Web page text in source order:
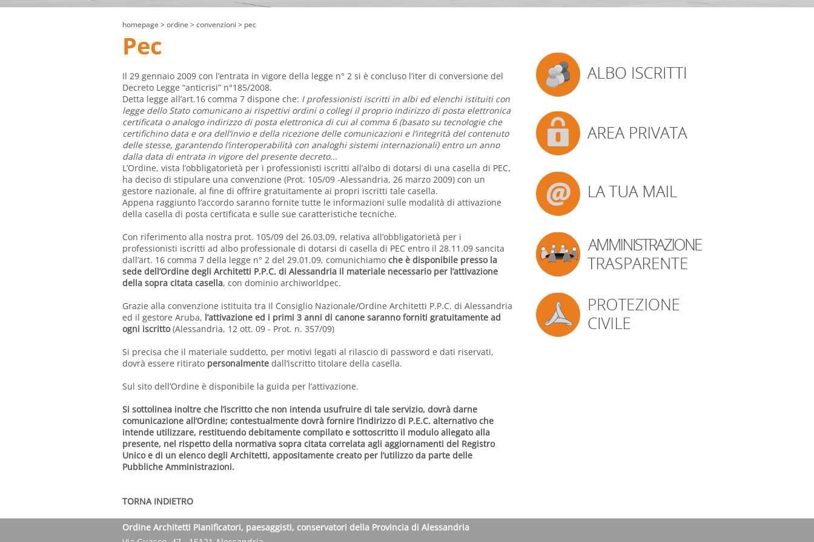
homepage > ordine > convenzioni > pec
Pec
Il 29 gennaio 2009 con l’entrata in vigore della legge n° 2 si è concluso l’iter di conversione del
Decreto Legge “anticrisi” n°185/2008.
Detta legge all’art.16 comma 7 dispone che: I professionisti iscritti in albi ed elenchi istituiti con
legge dello Stato comunicano ai rispettivi ordini o collegi il proprio indirizzo di posta elettronica
certificata o analogo indirizzo di posta elettronica di cui al comma 6 (basato su tecnologie che
certifichino data e ora dell’invio e della ricezione delle comunicazioni e l’integrità del contenuto
delle stesse, garantendo l’interoperabilità con analoghi sistemi internazionali) entro un anno
dalla data di entrata in vigore del presente decreto...
L’Ordine, vista l’obbligatorietà per i professionisti iscritti all’albo di dotarsi di una casella di PEC,
ha deciso di stipulare una convenzione (Prot. 105/09 -Alessandria, 26 marzo 2009) con un
gestore nazionale, al fine di offrire gratuitamente ai propri iscritti tale casella.
Appena raggiunto l’accordo saranno fornite tutte le informazioni sulle modalità di attivazione
della casella di posta certificata e sulle sue caratteristiche tecniche.
Con riferimento alla nostra prot. 105/09 del 26.03.09, relativa all’obbligatorietà per i
professionisti iscritti ad albo professionale di dotarsi di casella di PEC entro il 28.11.09 sancita
dall’art. 16 comma 7 della legge n° 2 del 29.01.09, comunichiamo che è disponibile presso la
sede dell’Ordine degli Architetti P.P.C. di Alessandria il materiale necessario per l’attivazione
della sopra citata casella, con dominio archiworldpec.
Grazie alla convenzione istituita tra Il Consiglio Nazionale/Ordine Architetti P.P.C. di Alessandria
ed il gestore Aruba, l’attivazione ed i primi 3 anni di canone saranno forniti gratuitamente ad
ogni iscritto(Alessandria, 12 ott. 09 - Prot. n. 357/09)
Si precisa che il materiale suddetto, per motivi legati al rilascio di password e dati riservati,
dovrà essere ritirato personalmente dall’iscritto titolare della casella.
Sul sito dell’Ordine è disponibile la guida per l’attivazione.
Si sottolinea inoltre che l’iscritto che non intenda usufruire di tale servizio, dovrà darne
comunicazione all’Ordine; contestualmente dovrà fornire l’indirizzo di P.E.C. alternativo che
intende utilizzare, restituendo debitamente compilato e sottoscritto il modulo allegato alla
presente, nel rispetto della normativa sopra citata correlata agli aggiornamenti del Registro
Unico e di un elenco degli Architetti, appositamente creato per l’utilizzo da parte delle
Pubbliche Amministrazioni.
TORNA INDIETRO
Ordine Architetti Pianificatori, paesaggisti, conservatori della Provincia di Alessandria